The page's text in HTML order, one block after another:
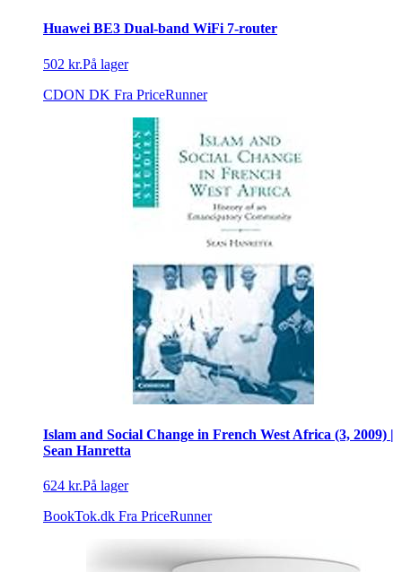
Huawei BE3 Dual-band WiFi 7-router
502 kr.På lager
CDON DK Fra PriceRunner
Islam and Social Change in French West Africa (3, 2009) |
Sean Hanretta
624 kr.På lager
BookTok.dk Fra PriceRunner